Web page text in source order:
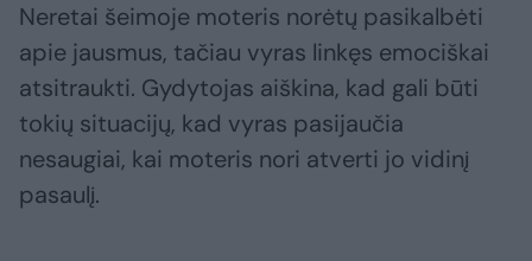
Neretai šeimoje moteris norėtų pasikalbėti
apie jausmus, tačiau vyras linkęs emociškai
atsitraukti. Gydytojas aiškina, kad gali būti
tokių situacijų, kad vyras pasijaučia
nesaugiai, kai moteris nori atverti jo vidinį
pasaulį.